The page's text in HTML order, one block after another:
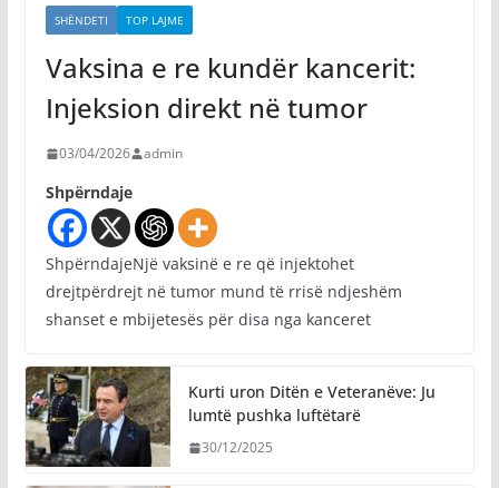
SHËNDETI TOP LAJME
Vaksina e re kundër kancerit:
Injeksion direkt në tumor
03/04/2026 admin
Shpërndaje
ShpërndajeNjë vaksinë e re që injektohet
drejtpërdrejt në tumor mund të rrisë ndjeshëm
shanset e mbijetesës për disa nga kanceret
Kurti uron Ditën e Veteranëve: Ju
lumtë pushka luftëtarë
30/12/2025